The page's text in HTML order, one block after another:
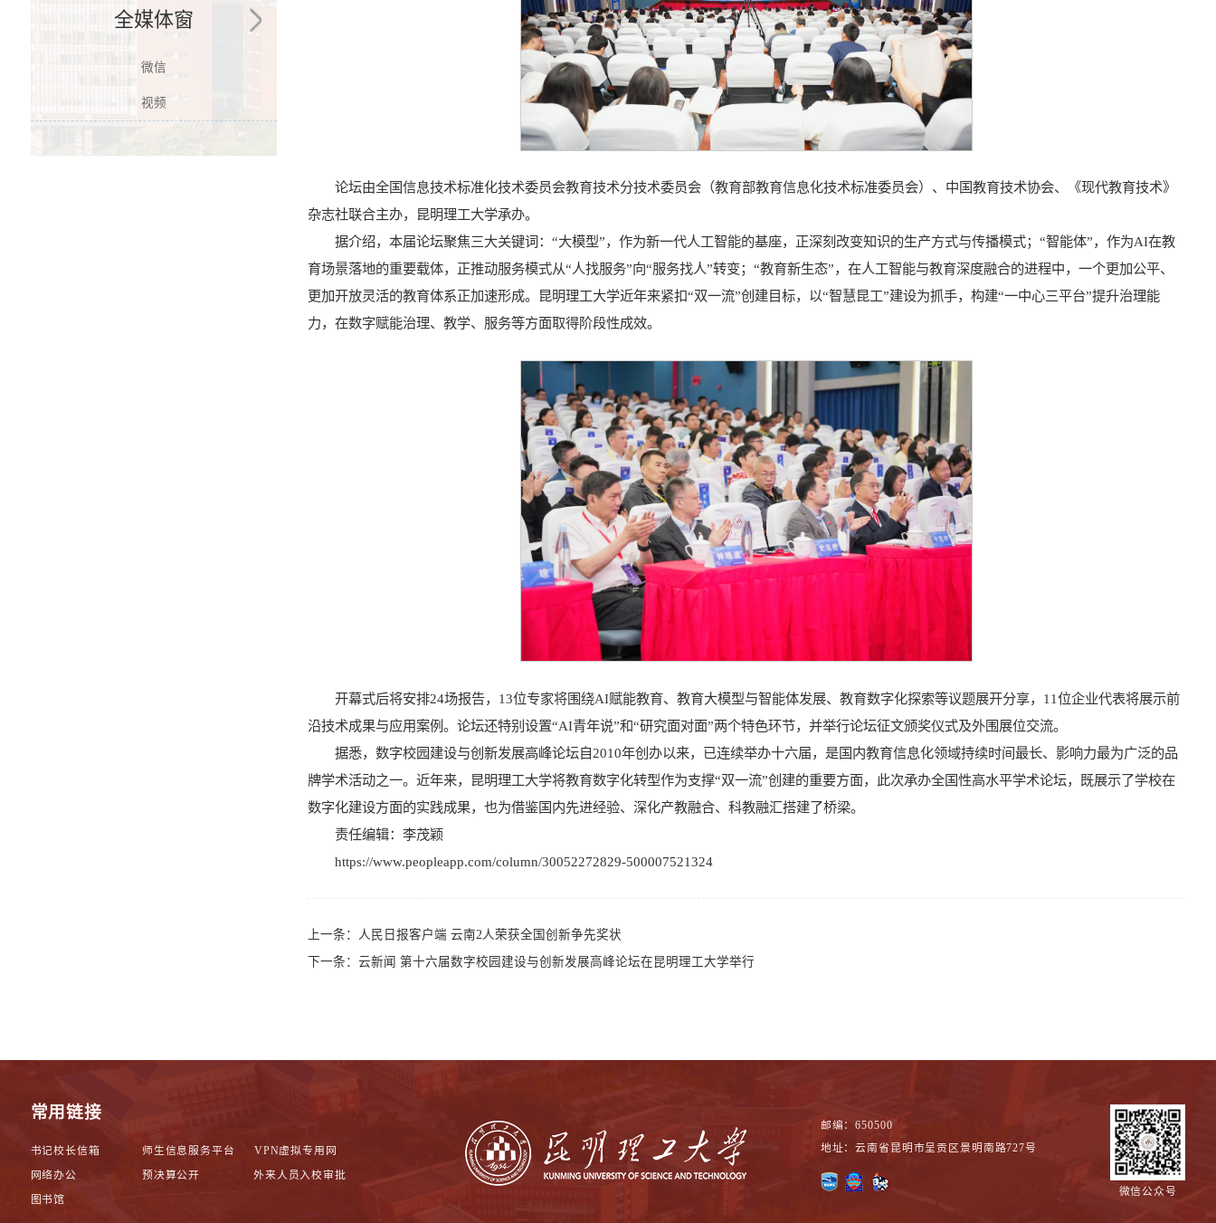
全媒体窗
微信
视频
论坛由全国信息技术标准化技术委员会教育技术分技术委员会（教育部教育信息化技术标准委员会）、中国教育技术协会、《现代教育技术》
杂志社联合主办，昆明理工大学承办。
据介绍，本届论坛聚焦三大关键词：“大模型”，作为新一代人工智能的基座，正深刻改变知识的生产方式与传播模式；“智能体”，作为AI在教
育场景落地的重要载体，正推动服务模式从“人找服务”向“服务找人”转变；“教育新生态”，在人工智能与教育深度融合的进程中，一个更加公平、
更加开放灵活的教育体系正加速形成。昆明理工大学近年来紧扣“双一流”创建目标，以“智慧昆工”建设为抓手，构建“一中心三平台”提升治理能
力，在数字赋能治理、教学、服务等方面取得阶段性成效。
开幕式后将安排24场报告，13位专家将围绕AI赋能教育、教育大模型与智能体发展、教育数字化探索等议题展开分享，11位企业代表将展示前
沿技术成果与应用案例。论坛还特别设置“AI青年说”和“研究面对面”两个特色环节，并举行论坛征文颁奖仪式及外围展位交流。
据悉，数字校园建设与创新发展高峰论坛自2010年创办以来，已连续举办十六届，是国内教育信息化领域持续时间最长、影响力最为广泛的品
牌学术活动之一。近年来，昆明理工大学将教育数字化转型作为支撑“双一流”创建的重要方面，此次承办全国性高水平学术论坛，既展示了学校在
数字化建设方面的实践成果，也为借鉴国内先进经验、深化产教融合、科教融汇搭建了桥梁。
责任编辑：李茂颖
https://www.peopleapp.com/column/30052272829-500007521324
上一条：
人民日报客户端 云南2人荣获全国创新争先奖状
下一条： 云新闻 第十六届数字校园建设与创新发展高峰论坛在昆明理工大学举行
常用链接
书记校长信箱 师生信息服务平台
VPN虚拟专用网
网络办公
预决算公开
外来人员入校审批
图书馆
邮编：650500
地址：云南省昆明市呈贡区景明南路727号
微信公众号